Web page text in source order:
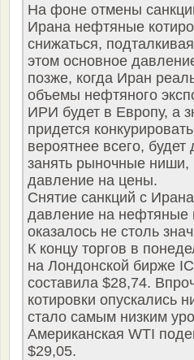
На фоне отмены
Ирана нефтяные
снижаться,
этом основное
позже, когда Иран
объемы нефтяного
ИРИ будет в Европу, а
придется
вероятнее всего,
занять рыночные
давление на цены.
Снятие санкций с
давление на нефтяные
оказалось не столь
К концу торгов в
на Лондонской бирже
составила $28,74.
котировки опускались
стало самым низким
Американская WTI
$29,05.